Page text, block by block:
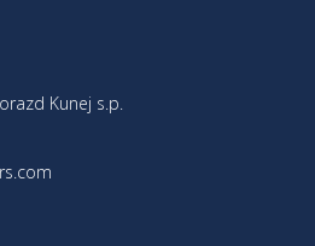
Kunej s.p.